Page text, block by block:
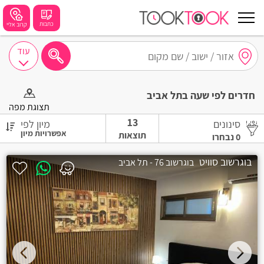
קרוב אליי כתבות
נתניה
תל אביב
בת ים
שזור
קרית אתא
עוד
חדרים לפי שעה בתל אביב
תצוגת מפה
סינונים
0נבחרו
13
תוצאות
מיון לפי
בוגרשוב סוויט בוגרשוב 76 - תל אביב